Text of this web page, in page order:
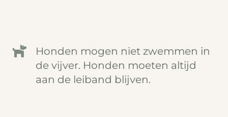

Honden mogen niet zwemmen in
de vijver. Honden moeten altijd
aan de leiband blijven.